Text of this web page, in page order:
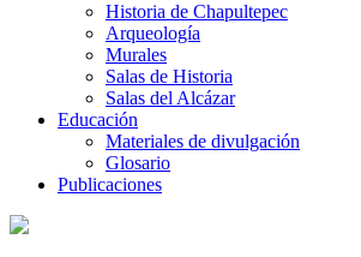
Historia de Chapultepec
Arqueología
Murales
Salas de Historia
Salas del Alcázar
Educación
Materiales de divulgación
Glosario
Publicaciones